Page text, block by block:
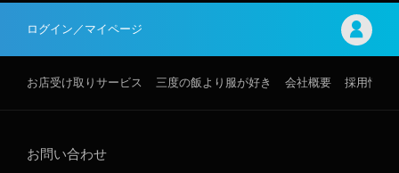
ログイン／マイページ
お店受け取りサービス 三度の飯より服が好き 会社概要 採用情報
お問い合わせ